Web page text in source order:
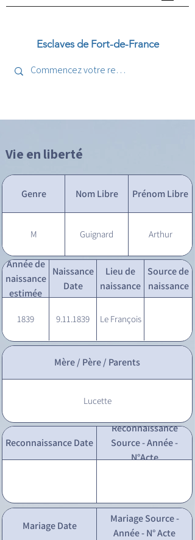
Esclaves de Fort-de-France
Vie en liberté
Genre Nom Libre Prénom Libre
M Guignard Arthur
Année de
naissance
estimée
Naissance
Date
Lieu de
naissance
Source de
naissance
1839 9.11.1839 Le François
Mère / Père / Parents
Lucette
Reconnaissance Date
Reconnaissance
Source - Année -
N°Acte
Mariage Date
Mariage Source -
Année - N° Acte